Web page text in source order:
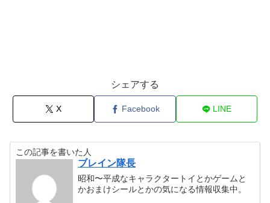
シェアする
X Facebook LINE
この記事を書いた人
ブレイン隊長
昭和〜平成なキャラクタートイとかゲームと
かおまけシールとかの気になる情報収集中。